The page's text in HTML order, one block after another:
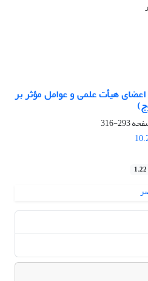
هیأت‌ علمی و عوامل مؤثر بر
293-316